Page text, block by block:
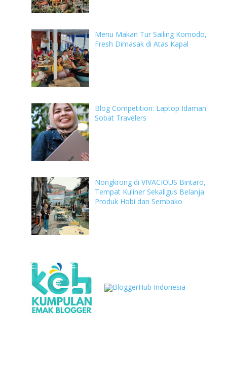
Menu Makan Tur Sailing Komodo,
Fresh Dimasak di Atas Kapal
Blog Competition: Laptop Idaman
Sobat Travelers
Nongkrong di VIVACIOUS Bintaro,
Tempat Kuliner Sekaligus Belanja
Produk Hobi dan Sembako